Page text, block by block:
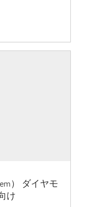
） ダイヤモ
け